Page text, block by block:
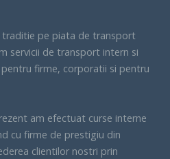
traditie pe piata de transport
servicii de transport intern si
firme, corporatii si pentru
am efectuat curse interne
cu firme de prestigiu din
clientilor nostri prin